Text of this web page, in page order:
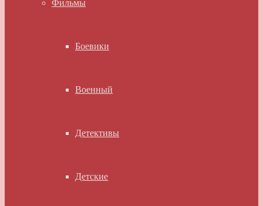
Фильмы
Боевики
Военный
Детективы
Детские